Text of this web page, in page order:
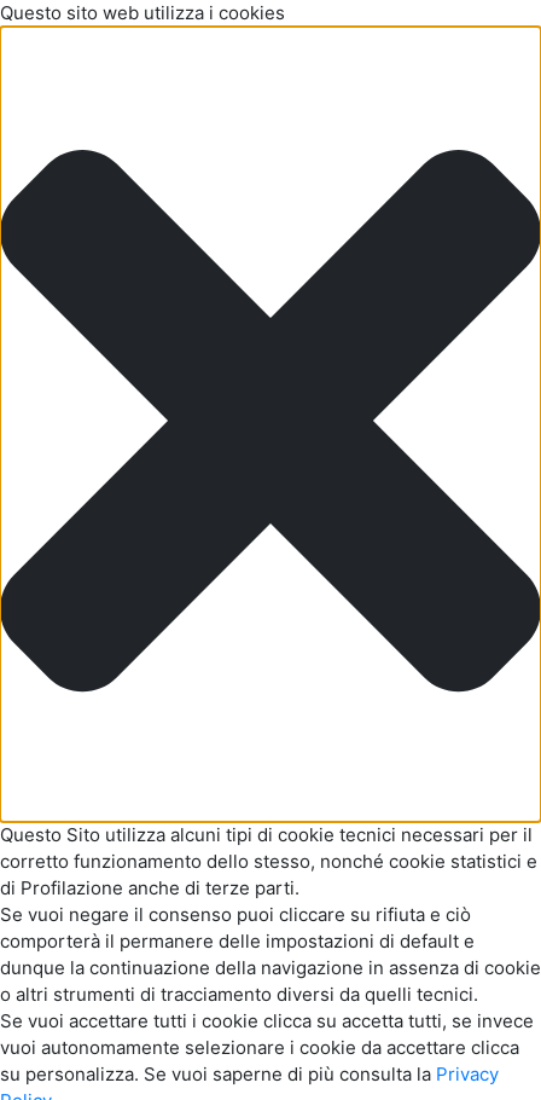
Questo sito web utilizza i cookies
Questo Sito utilizza alcuni tipi di cookie tecnici necessari per il
corretto funzionamento dello stesso, nonché cookie statistici e
di Profilazione anche di terze parti.
Se vuoi negare il consenso puoi cliccare su rifiuta e ciò
comporterà il permanere delle impostazioni di default e
dunque la continuazione della navigazione in assenza di cookie
o altri strumenti di tracciamento diversi da quelli tecnici.
Se vuoi accettare tutti i cookie clicca su accetta tutti, se invece
vuoi autonomamente selezionare i cookie da accettare clicca
su personalizza. Se vuoi saperne di più consulta la Privacy